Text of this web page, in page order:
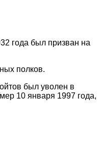
года был призван на
полков.
был уволен в
10 января 1997 года,